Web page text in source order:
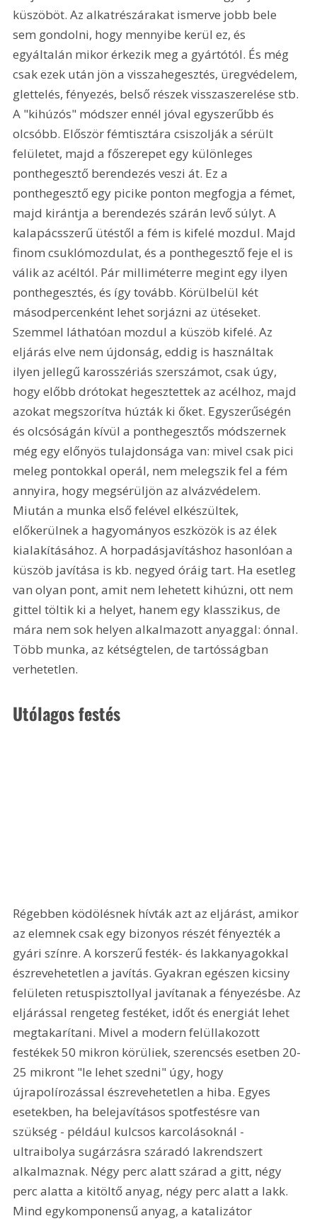
küszöböt. Az alkatrészárakat ismerve jobb bele
sem gondolni, hogy mennyibe kerül ez, és
egyáltalán mikor érkezik meg a gyártótól. És még
csak ezek után jön a visszahegesztés, üregvédelem,
glettelés, fényezés, belső részek visszaszerelése stb.
A "kihúzós" módszer ennél jóval egyszerűbb és
olcsóbb. Először fémtisztára csiszolják a sérült
felületet, majd a főszerepet egy különleges
ponthegesztő berendezés veszi át. Ez a
ponthegesztő egy picike ponton megfogja a fémet,
majd kirántja a berendezés szárán levő súlyt. A
kalapácsszerű ütéstől a fém is kifelé mozdul. Majd
finom csuklómozdulat, és a ponthegesztő feje el is
válik az acéltól. Pár milliméterre megint egy ilyen
ponthegesztés, és így tovább. Körülbelül két
másodpercenként lehet sorjázni az ütéseket.
Szemmel láthatóan mozdul a küszöb kifelé. Az
eljárás elve nem újdonság, eddig is használtak
ilyen jellegű karosszériás szerszámot, csak úgy,
hogy előbb drótokat hegesztettek az acélhoz, majd
azokat megszorítva húzták ki őket. Egyszerűségén
és olcsóságán kívül a ponthegesztős módszernek
még egy előnyös tulajdonsága van: mivel csak pici
meleg pontokkal operál, nem melegszik fel a fém
annyira, hogy megsérüljön az alvázvédelem.
Miután a munka első felével elkészültek,
előkerülnek a hagyományos eszközök is az élek
kialakításához. A horpadásjavításhoz hasonlóan a
küszöb javítása is kb. negyed óráig tart. Ha esetleg
van olyan pont, amit nem lehetett kihúzni, ott nem
gittel töltik ki a helyet, hanem egy klasszikus, de
mára nem sok helyen alkalmazott anyaggal: ónnal.
Több munka, az kétségtelen, de tartósságban
verhetetlen.
Utólagos festés
Régebben ködölésnek hívták azt az eljárást, amikor
az elemnek csak egy bizonyos részét fényezték a
gyári színre. A korszerű festék- és lakkanyagokkal
észrevehetetlen a javítás. Gyakran egészen kicsiny
felületen retuspisztollyal javítanak a fényezésbe. Az
eljárással rengeteg festéket, időt és energiát lehet
megtakarítani. Mivel a modern felüllakozott
festékek 50 mikron körüliek, szerencsés esetben 20-
25 mikront "le lehet szedni" úgy, hogy
újrapolírozással észrevehetetlen a hiba. Egyes
esetekben, ha belejavításos spotfestésre van
szükség - például kulcsos karcolásoknál -
ultraibolya sugárzásra száradó lakrendszert
alkalmaznak. Négy perc alatt szárad a gitt, négy
perc alatta a kitöltő anyag, négy perc alatt a lakk.
Mind egykomponensű anyag, a katalizátor